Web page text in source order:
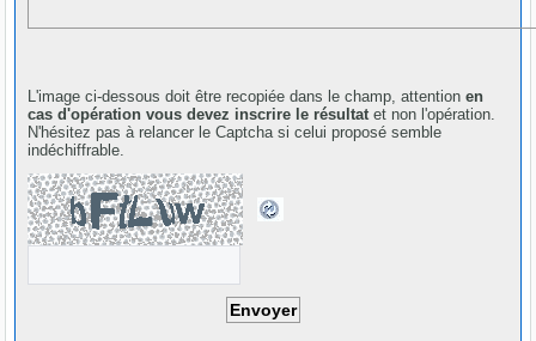
L'image ci-dessous doit être recopiée dans le champ, attentionen
cas d'opération vous devez inscrire le résultat et non l'opération.
N'hésitez pas à relancer le Captcha si celui proposé semble
indéchiffrable.